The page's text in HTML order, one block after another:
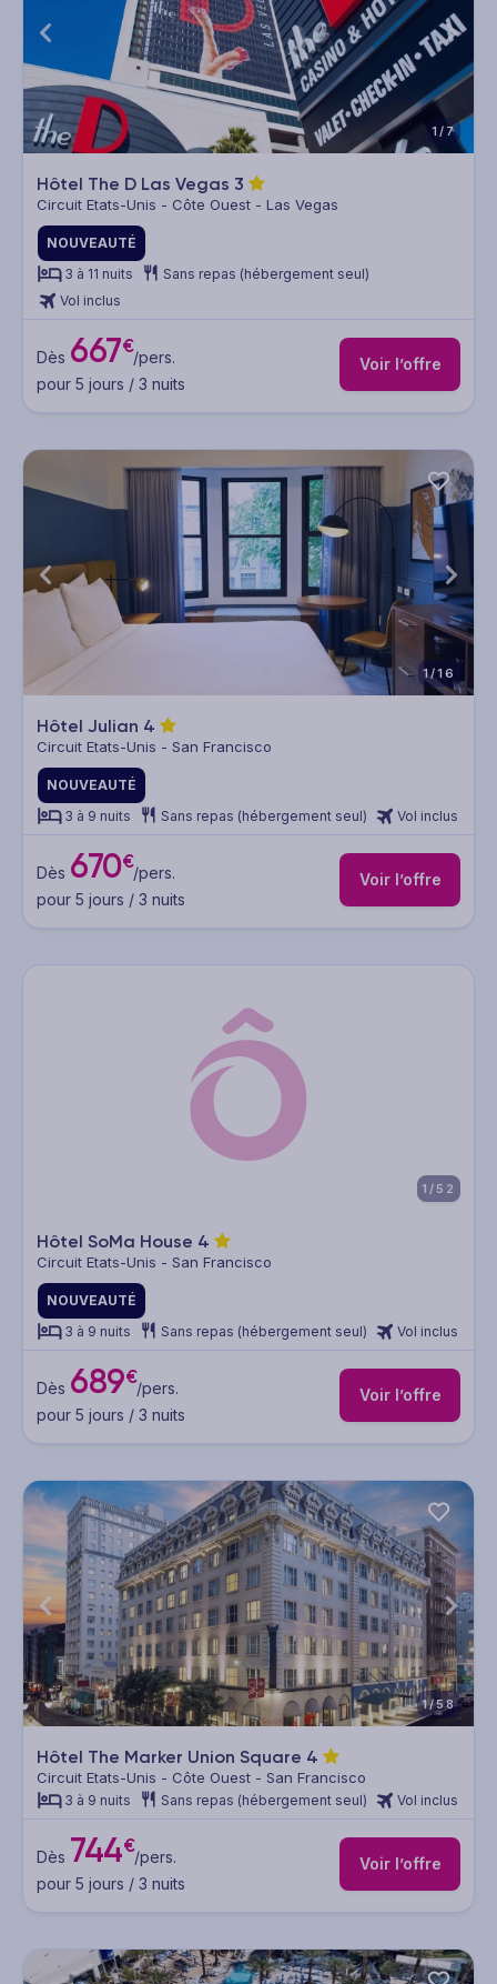
1/7
Hôtel The D Las Vegas 3
Circuit Etats-Unis - Côte Ouest - Las Vegas
NOUVEAUTÉ
3 à 11 nuits
Sans repas (hébergement seul)
Vol inclus
Dès 667€/pers.
pour 5 jours / 3 nuits
Voir l’offre
1/16
Hôtel Julian 4
Circuit Etats-Unis - San Francisco
NOUVEAUTÉ
3 à 9 nuits
Sans repas (hébergement seul) Vol inclus
Dès 670€/pers.
pour 5 jours / 3 nuits
Voir l’offre
1/52
Hôtel SoMa House 4
Circuit Etats-Unis - San Francisco
NOUVEAUTÉ
3 à 9 nuits
Sans repas (hébergement seul) Vol inclus
Dès 689€/pers.
pour 5 jours / 3 nuits
Voir l’offre
1/58
Hôtel The Marker Union Square 4
Circuit Etats-Unis - Côte Ouest - San Francisco
3 à 9 nuits Sans repas (hébergement seul) Vol inclus
Dès 744€/pers.
pour 5 jours / 3 nuits
Voir l’offre